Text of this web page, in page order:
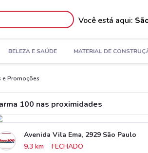
Você está aqui:
BELEZA E SAÚDE MATERIAL DE
e Promoções
100 nas proximidades
Avenida Vila Ema, 2929 São Paulo
9.3 km
FECHADO